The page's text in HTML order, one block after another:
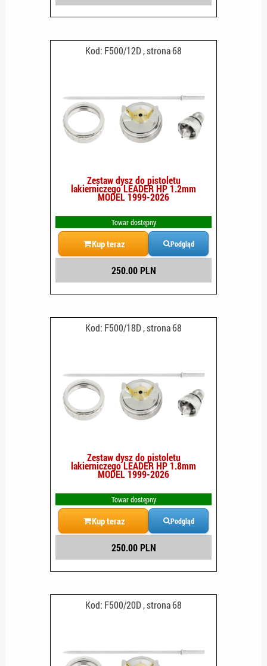
Kod: F500/12D , strona 68
Zestaw dysz do pistoletu
lakierniczego LEADER HP 1.2mm
MODEL 1999-2026
Towar dostępny
Kup teraz Podgląd
250.00 PLN
Kod: F500/18D , strona 68
Zestaw dysz do pistoletu
lakierniczego LEADER HP 1.8mm
MODEL 1999-2026
Towar dostępny
Kup teraz Podgląd
250.00 PLN
Kod: F500/20D , strona 68